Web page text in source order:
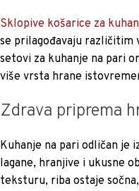
Sklopive košarice za
se prilagođavaju različitim
setovi za kuhanje na pari
više vrsta hrane
Zdrava priprema
Kuhanje na pari odličan je
lagane, hranjive i ukusne
teksturu, riba ostaje